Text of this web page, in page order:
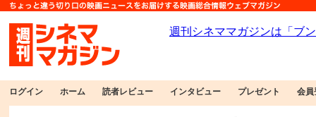
ログイン ホーム 読者レビュー インタビュー プレゼント 会員